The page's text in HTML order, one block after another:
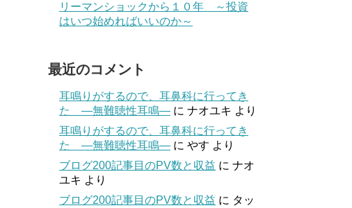
リーマンショックから１０年 ～投資
はいつ始めればいいのか～
最近のコメント
耳鳴りがするので、耳鼻科に行ってき
た ―無難聴性耳鳴― に ナオユキ より
耳鳴りがするので、耳鼻科に行ってき
た ―無難聴性耳鳴― に やす より
ブログ200記事目のPV数と収益 に ナオ
ユキ より
ブログ200記事目のPV数と収益 に タッ